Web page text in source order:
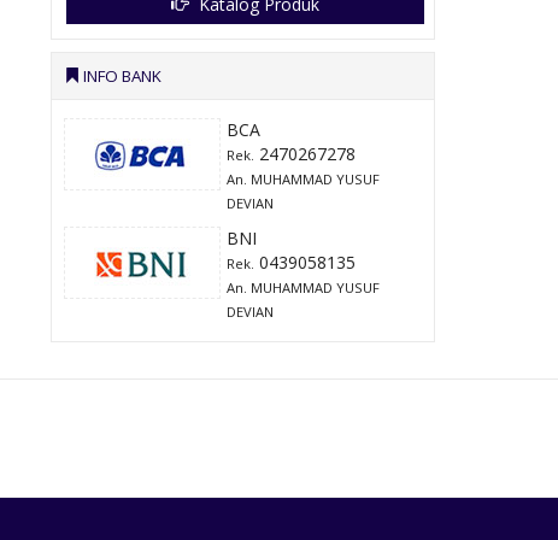
INFO BANK
BCA
Rek. 2470267278
An. MUHAMMAD YUSUF
DEVIAN
BNI
Rek. 0439058135
An. MUHAMMAD YUSUF
DEVIAN